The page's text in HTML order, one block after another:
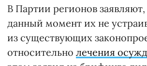
В Партии регионов заявляют,
данный момент их не
из существующих
относительно лечения